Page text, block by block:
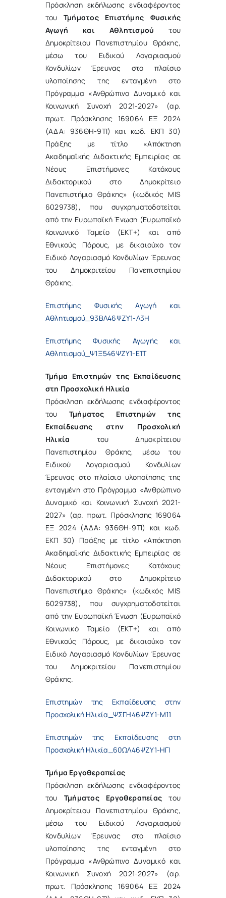
Πρόσκληση εκδήλωσης ενδιαφέροντος
του Τμήματος Επιστήμης Φυσικής
Αγωγή και Αθλητισμούτου
Δημοκρίτειου Πανεπιστημίου Θράκης,
μέσω του Ειδικού Λογαριασμού
Κονδυλίων Έρευνας στο πλαίσιο
υλοποίησης της ενταγμένη στο
Πρόγραμμα «Ανθρώπινο Δυναμικό και
Κοινωνική Συνοχή 2021-2027» (αρ.
πρωτ. Πρόσκλησης 169064 ΕΞ 2024
(ΑΔΑ: 936ΘΗ-9ΤΙ) και κωδ. ΕΚΠ 30)
Πράξης με τίτλο «Απόκτηση
Ακαδημαϊκής Διδακτικής Εμπειρίας σε
Νέους Επιστήμονες Κατόχους
Διδακτορικού στο Δημοκρίτειο
Πανεπιστήμιο Θράκης» (κωδικός MIS
6029738), που συγχρηματοδοτείται
από την Ευρωπαϊκή Ένωση (Ευρωπαϊκό
Κοινωνικό Ταμείο (ΕΚΤ+) και από
Εθνικούς Πόρους, με δικαιούχο τον
Ειδικό Λογαριασμό Κονδυλίων Έρευνας
του Δημοκριτείου Πανεπιστημίου
Θράκης.
Επιστήμης Φυσικής Αγωγή και
Αθλητισμού_93ΒΛ46ΨΖΥ1-Λ3Η
Επιστήμης Φυσικής Αγωγής και
Αθλητισμού_Ψ1Ξ546ΨΖΥ1-Ε1Τ
Τμήμα Επιστημών της Εκπαίδευσης
στη Προσχολική Ηλικία
Πρόσκληση εκδήλωσης ενδιαφέροντος
του Τμήματος Επιστημών της
Εκπαίδευσης στην Προσχολική
Ηλικία του Δημοκρίτειου
Πανεπιστημίου Θράκης, μέσω του
Ειδικού Λογαριασμού Κονδυλίων
Έρευνας στο πλαίσιο υλοποίησης της
ενταγμένη στο Πρόγραμμα «Ανθρώπινο
Δυναμικό και Κοινωνική Συνοχή 2021-
2027» (αρ. πρωτ. Πρόσκλησης 169064
ΕΞ 2024 (ΑΔΑ: 936ΘΗ-9ΤΙ) και κωδ.
ΕΚΠ 30) Πράξης με τίτλο «Απόκτηση
Ακαδημαϊκής Διδακτικής Εμπειρίας σε
Νέους Επιστήμονες Κατόχους
Διδακτορικού στο Δημοκρίτειο
Πανεπιστήμιο Θράκης» (κωδικός MIS
6029738), που συγχρηματοδοτείται
από την Ευρωπαϊκή Ένωση (Ευρωπαϊκό
Κοινωνικό Ταμείο (ΕΚΤ+) και από
Εθνικούς Πόρους, με δικαιούχο τον
Ειδικό Λογαριασμό Κονδυλίων Έρευνας
του Δημοκριτείου Πανεπιστημίου
Θράκης.
Επιστημών της Εκπαίδευσης στην
Προσχολική Ηλικία_ΨΣΓΗ46ΨΖΥ1-Μ11
Επιστημών της Εκπαίδευσης στη
Προσχολική Ηλικία_60ΩΛ46ΨΖΥ1-ΗΓΙ
Τμήμα Εργοθεραπείας
Πρόσκληση εκδήλωσης ενδιαφέροντος
του Τμήματος Εργοθεραπείαςτου
Δημοκρίτειου Πανεπιστημίου Θράκης,
μέσω του Ειδικού Λογαριασμού
Κονδυλίων Έρευνας στο πλαίσιο
υλοποίησης της ενταγμένη στο
Πρόγραμμα «Ανθρώπινο Δυναμικό και
Κοινωνική Συνοχή 2021-2027» (αρ.
πρωτ. Πρόσκλησης 169064 ΕΞ 2024